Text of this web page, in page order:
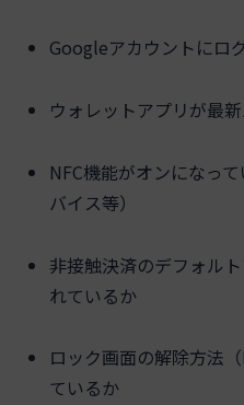
Googleアカウントにロ
ウォレットアプリが最
NFC機能がオンになっ
バイス等）
非接触決済のデフォル
れているか
ロック画面の解除方法
ているか